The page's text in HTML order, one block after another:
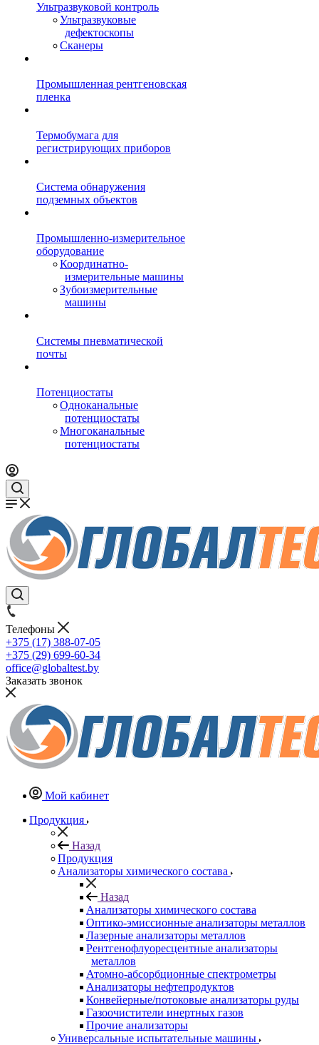
Ультразвуковой контроль
Ультразвуковые
дефектоскопы
Сканеры
Промышленная рентгеновская
пленка
Термобумага для
регистрирующих приборов
Система обнаружения
подземных объектов
Промышленно-измерительное
оборудование
Координатно-
измерительные машины
Зубоизмерительные
машины
Системы пневматической
почты
Потенциостаты
Одноканальные
потенциостаты
Многоканальные
потенциостаты
Телефоны
+375 (17) 388-07-05
+375 (29) 699-60-34
office@globaltest.by
Заказать звонок
Мой кабинет
Продукция
Назад
Продукция
Анализаторы химического состава
Назад
Анализаторы химического состава
Оптико-эмиссионные анализаторы металлов
Лазерные анализаторы металлов
Рентгенофлуоресцентные анализаторы
металлов
Атомно-абсорбционные спектрометры
Анализаторы нефтепродуктов
Конвейерные/потоковые анализаторы руды
Газоочистители инертных газов
Прочие анализаторы
Универсальные испытательные машины